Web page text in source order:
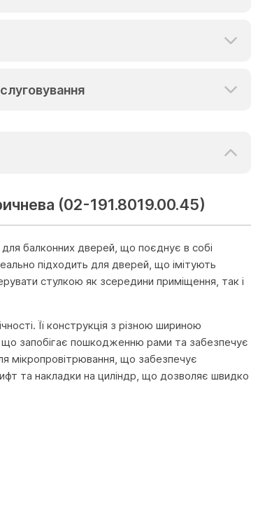
(02-191.8019.00.45)
балконних дверей, що поєднує в собі
підходить для дверей, що імітують
стулкою як зсередини приміщення, так і
Її конструкція з різною шириною
запобігає пошкодженню рами та забезпечує
мікропровітрювання, що забезпечує
та накладки на циліндр, що дозволяє швидко